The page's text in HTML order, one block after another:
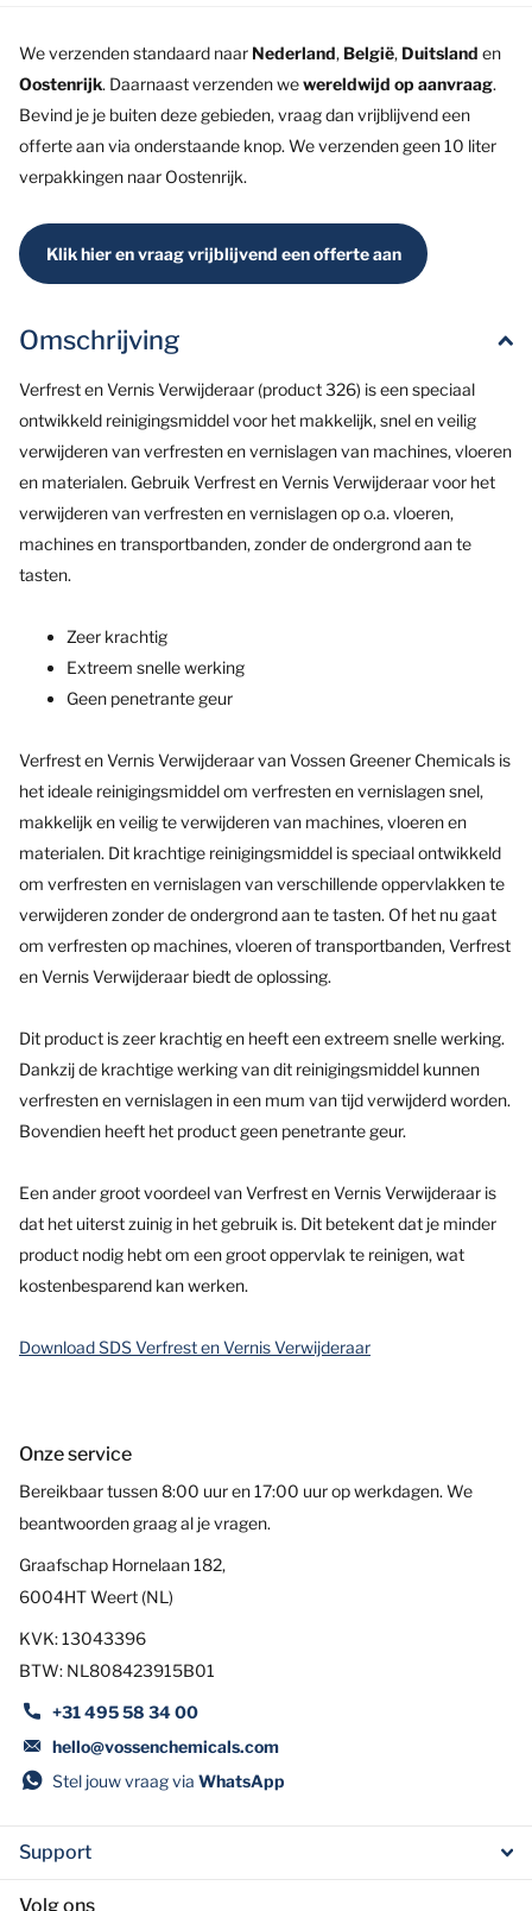
We verzenden standaard naar Nederland, België, Duitsland en
Oostenrijk. Daarnaast verzenden wewereldwijd op aanvraag.
Bevind je je buiten deze gebieden, vraag dan vrijblijvend een
offerte aan via onderstaande knop. We verzenden geen 10 liter
verpakkingen naar Oostenrijk.
Klik hier en vraag vrijblijvend een offerte aan
Omschrijving
Verfrest en Vernis Verwijderaar (product 326) is een speciaal
ontwikkeld reinigingsmiddel voor het makkelijk, snel en veilig
verwijderen van verfresten en vernislagen van machines, vloeren
en materialen. Gebruik Verfrest en Vernis Verwijderaar voor het
verwijderen van verfresten en vernislagen op o.a. vloeren,
machines en transportbanden, zonder de ondergrond aan te
tasten.
Zeer krachtig
Extreem snelle werking
Geen penetrante geur
Verfrest en Vernis Verwijderaar van Vossen Greener Chemicals is
het ideale reinigingsmiddel om verfresten en vernislagen snel,
makkelijk en veilig te verwijderen van machines, vloeren en
materialen. Dit krachtige reinigingsmiddel is speciaal ontwikkeld
om verfresten en vernislagen van verschillende oppervlakken te
verwijderen zonder de ondergrond aan te tasten. Of het nu gaat
om verfresten op machines, vloeren of transportbanden, Verfrest
en Vernis Verwijderaar biedt de oplossing.
Dit product is zeer krachtig en heeft een extreem snelle werking.
Dankzij de krachtige werking van dit reinigingsmiddel kunnen
verfresten en vernislagen in een mum van tijd verwijderd worden.
Bovendien heeft het product geen penetrante geur.
Een ander groot voordeel van Verfrest en Vernis Verwijderaar is
dat het uiterst zuinig in het gebruik is. Dit betekent dat je minder
product nodig hebt om een groot oppervlak te reinigen, wat
kostenbesparend kan werken.
Download SDS Verfrest en Vernis Verwijderaar
Onze service
Bereikbaar tussen 8:00 uur en 17:00 uur op werkdagen. We
beantwoorden graag al je vragen.
Graafschap Hornelaan 182,
6004HT Weert (NL)
KVK: 13043396
BTW: NL808423915B01
+31 495 58 34 00
hello@vossenchemicals.com
Stel jouw vraag via WhatsApp
Support
Volg ons